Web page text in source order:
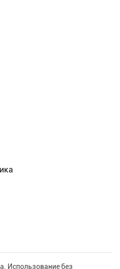
Использование без